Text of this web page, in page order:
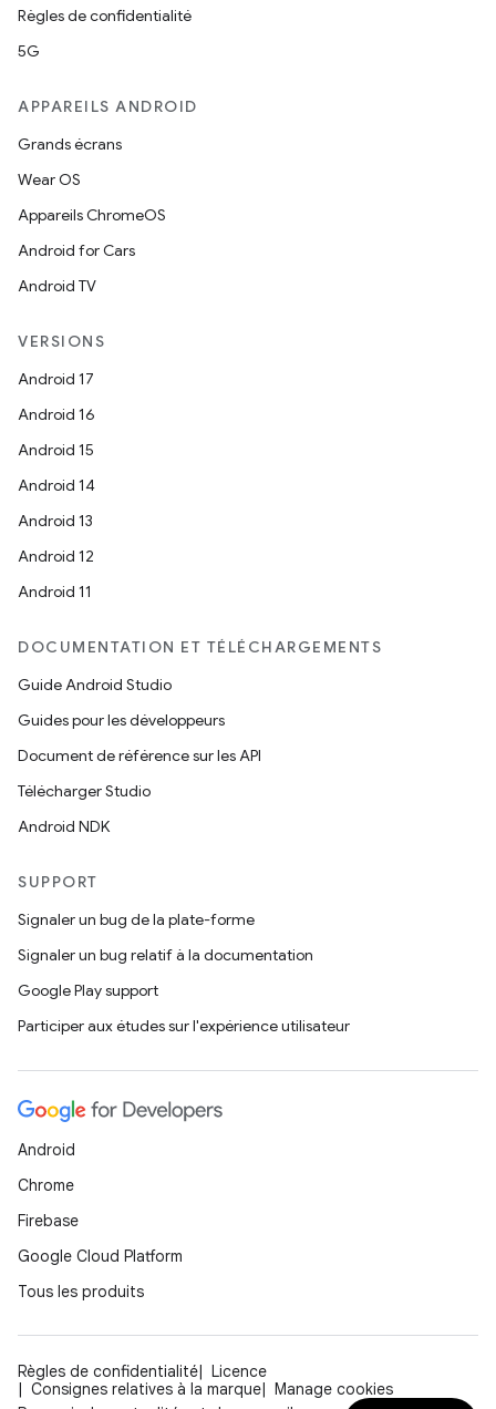
Règles de confidentialité
5G
APPAREILS ANDROID
Grands écrans
Wear OS
Appareils ChromeOS
Android for Cars
Android TV
VERSIONS
Android 17
Android 16
Android 15
Android 14
Android 13
Android 12
Android 11
DOCUMENTATION ET TÉLÉCHARGEMENTS
Guide Android Studio
Guides pour les développeurs
Document de référence sur les API
Télécharger Studio
Android NDK
SUPPORT
Signaler un bug de la plate-forme
Signaler un bug relatif à la documentation
Google Play support
Participer aux études sur l'expérience utilisateur
Android
Chrome
Firebase
Google Cloud Platform
Tous les produits
Règles de confidentialité
Licence
Consignes relatives à la marque
Manage cookies